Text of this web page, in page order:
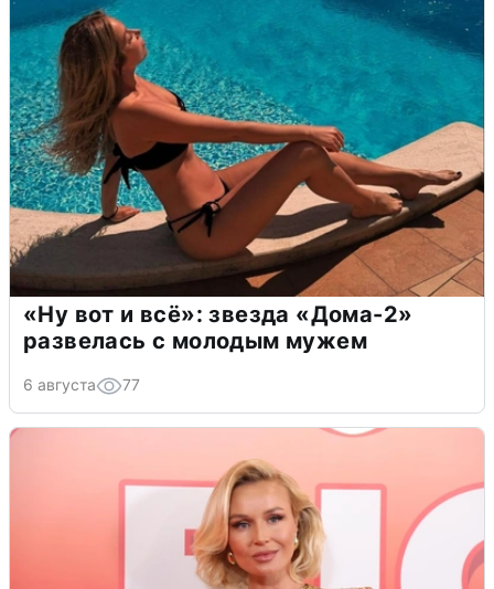
«Ну вот и всё»: звезда «Дома-2»
развелась с молодым мужем
6 августа 77